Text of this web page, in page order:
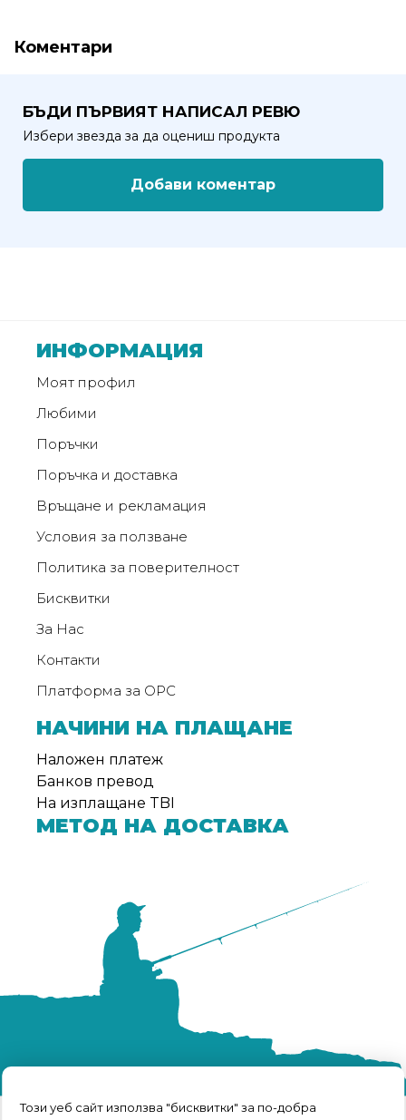
Този уеб сайт използва "бисквитки" за по-добра
(Cookie)
©
2026
Всички
запазени.
Коментари
БЪДИ ПЪРВИЯТ НАПИСАЛ РЕВЮ
Избери звезда за да оцениш продукта
Добави коментар
ИНФОРМАЦИЯ
Моят профил
Любими
Поръчки
Поръчка и доставка
Връщане и рекламация
Условия за ползване
Политика за поверителност
Бисквитки
За Нас
Контакти
Платформа за ОРС
НАЧИНИ НА ПЛАЩАНЕ
Наложен платеж
Банков превод
На изплащане TBI
МЕТОД НА ДОСТАВКА